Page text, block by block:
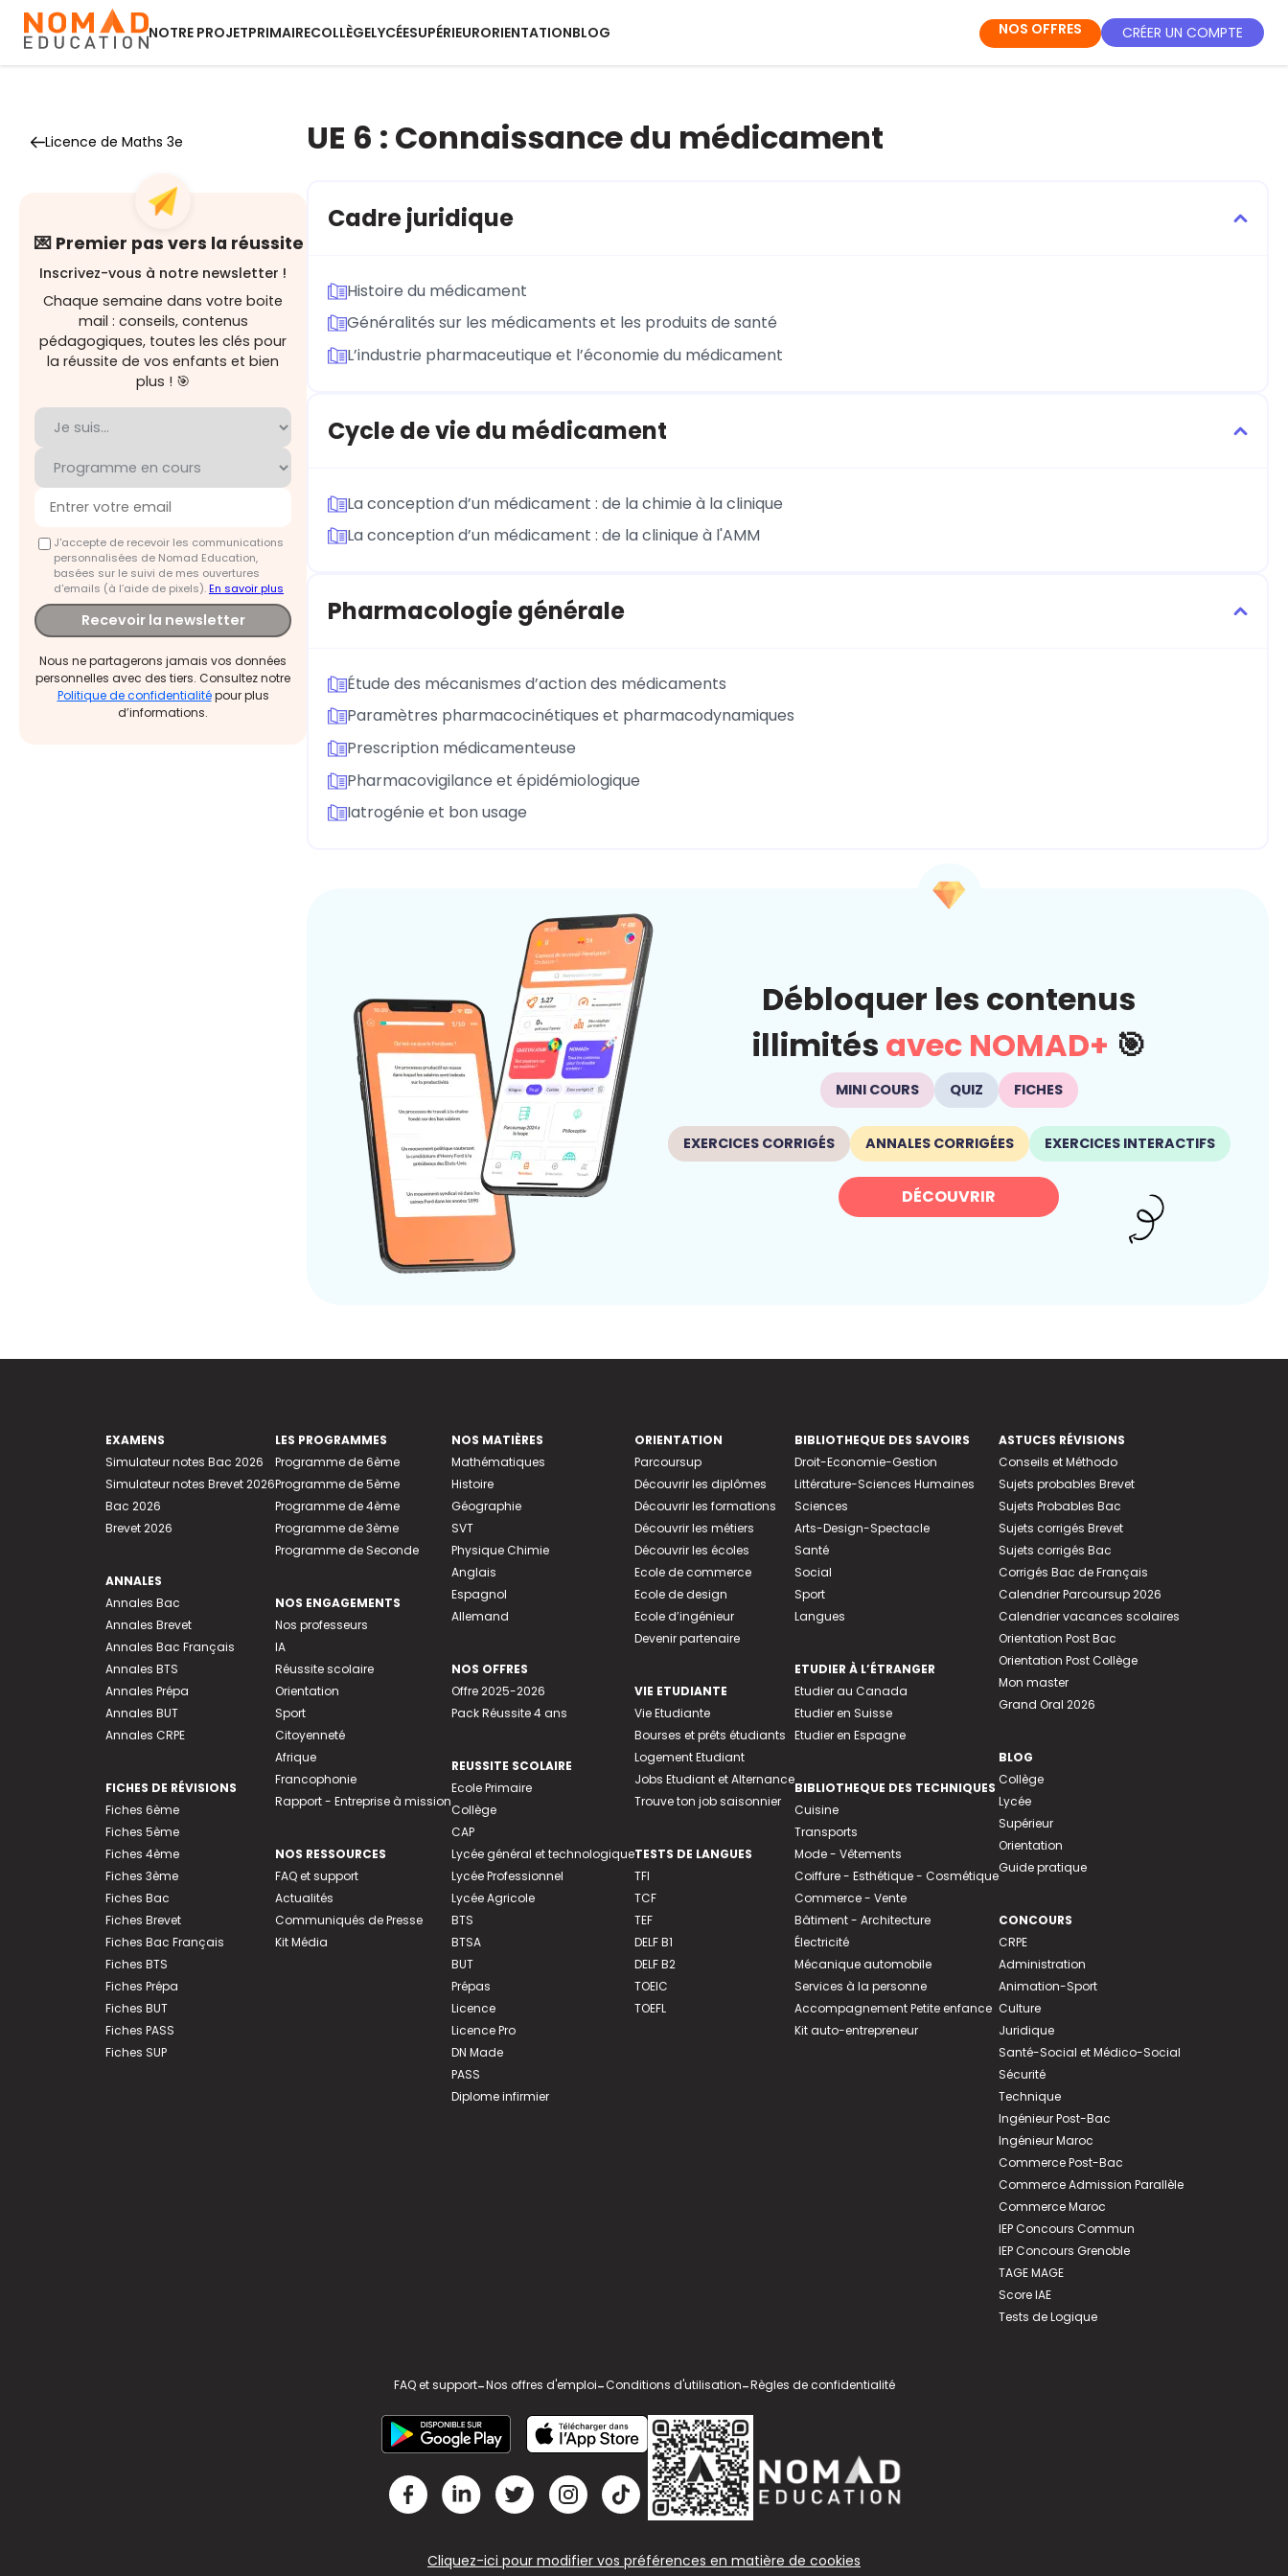
NOTRE PROJETPRIMAIRECOLLÈGELYCÉESUPÉRIEURORIENTATIONBLOG NOS OFFRES CRÉER UN COMPTE
Licence de Maths 3e
💌 Premier pas vers la réussite
Inscrivez-vous à notre newsletter !
Chaque semaine dans votre boite
mail : conseils, contenus
pédagogiques, toutes les clés pour
la réussite de vos enfants et bien
plus ! 🎯
J'accepte de recevoir les communications
personnalisées de Nomad Education,
basées sur le suivi de mes ouvertures
d'emails (à l’aide de pixels).En savoir plus
Recevoir la newsletter
Nous ne partagerons jamais vos données
personnelles avec des tiers. Consultez notre
Politique de confidentialitépour plus
d’informations.
UE 6 : Connaissance du médicament
Cadre juridique
Histoire du médicament
Généralités sur les médicaments et les produits de santé
L’industrie pharmaceutique et l’économie du médicament
Cycle de vie du médicament
La conception d’un médicament : de la chimie à la clinique
La conception d’un médicament : de la clinique à l'AMM
Pharmacologie générale
Étude des mécanismes d’action des médicaments
Paramètres pharmacocinétiques et pharmacodynamiques
Prescription médicamenteuse
Pharmacovigilance et épidémiologique
Iatrogénie et bon usage
Débloquer les contenus
illimités avec NOMAD+ 🎯
MINI COURS QUIZ FICHES
EXERCICES CORRIGÉS ANNALES CORRIGÉES EXERCICES INTERACTIFS
DÉCOUVRIR
EXAMENS
Simulateur notes Bac 2026
Simulateur notes Brevet 2026
Bac 2026
Brevet 2026
ANNALES
Annales Bac
Annales Brevet
Annales Bac Français
Annales BTS
Annales Prépa
Annales BUT
Annales CRPE
FICHES DE RÉVISIONS
Fiches 6ème
Fiches 5ème
Fiches 4ème
Fiches 3ème
Fiches Bac
Fiches Brevet
Fiches Bac Français
Fiches BTS
Fiches Prépa
Fiches BUT
Fiches PASS
Fiches SUP
LES PROGRAMMES
Programme de 6ème
Programme de 5ème
Programme de 4ème
Programme de 3ème
Programme de Seconde
NOS ENGAGEMENTS
Nos professeurs
IA
Réussite scolaire
Orientation
Sport
Citoyenneté
Afrique
Francophonie
Rapport - Entreprise à mission
NOS RESSOURCES
FAQ et support
Actualités
Communiqués de Presse
Kit Média
NOS MATIÈRES
Mathématiques
Histoire
Géographie
SVT
Physique Chimie
Anglais
Espagnol
Allemand
NOS OFFRES
Offre 2025-2026
Pack Réussite 4 ans
REUSSITE SCOLAIRE
Ecole Primaire
Collège
CAP
Lycée général et technologique
Lycée Professionnel
Lycée Agricole
BTS
BTSA
BUT
Prépas
Licence
Licence Pro
DN Made
PASS
Diplome infirmier
ORIENTATION
Parcoursup
Découvrir les diplômes
Découvrir les formations
Découvrir les métiers
Découvrir les écoles
Ecole de commerce
Ecole de design
Ecole d’ingénieur
Devenir partenaire
VIE ETUDIANTE
Vie Etudiante
Bourses et prêts étudiants
Logement Etudiant
Jobs Etudiant et Alternance
Trouve ton job saisonnier
TESTS DE LANGUES
TFI
TCF
TEF
DELF B1
DELF B2
TOEIC
TOEFL
BIBLIOTHEQUE DES SAVOIRS
Droit-Economie-Gestion
Littérature-Sciences Humaines
Sciences
Arts-Design-Spectacle
Santé
Social
Sport
Langues
ETUDIER À L’ÉTRANGER
Etudier au Canada
Etudier en Suisse
Etudier en Espagne
BIBLIOTHEQUE DES TECHNIQUES
Cuisine
Transports
Mode - Vêtements
Coiffure - Esthétique - Cosmétique
Commerce - Vente
Bâtiment - Architecture
Électricité
Mécanique automobile
Services à la personne
Accompagnement Petite enfance
Kit auto-entrepreneur
ASTUCES RÉVISIONS
Conseils et Méthodo
Sujets probables Brevet
Sujets Probables Bac
Sujets corrigés Brevet
Sujets corrigés Bac
Corrigés Bac de Français
Calendrier Parcoursup 2026
Calendrier vacances scolaires
Orientation Post Bac
Orientation Post Collège
Mon master
Grand Oral 2026
BLOG
Collège
Lycée
Supérieur
Orientation
Guide pratique
CONCOURS
CRPE
Administration
Animation-Sport
Culture
Juridique
Santé-Social et Médico-Social
Sécurité
Technique
Ingénieur Post-Bac
Ingénieur Maroc
Commerce Post-Bac
Commerce Admission Parallèle
Commerce Maroc
IEP Concours Commun
IEP Concours Grenoble
TAGE MAGE
Score IAE
Tests de Logique
FAQ et support-Nos offres d'emploi-Conditions d'utilisation-Règles de confidentialité
Cliquez-ici pour modifier vos préférences en matière de cookies